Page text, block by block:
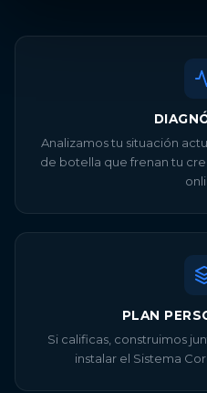
Analizamos tu situación
de botella que frenan tu
PLAN
Si calificas, construimos
instalar el Sistema